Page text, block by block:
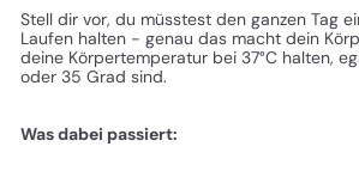
Stell dir vor, du müsstest den ganzen Tag
Laufen halten - genau das macht dein
deine Körpertemperatur bei 37°C halten,
oder 35 Grad sind.
Was dabei passiert: